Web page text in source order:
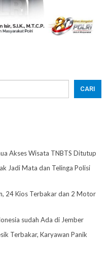
CARI
Akses Wisata TNBTS Ditutup
Jadi Mata dan Telinga Polisi
24 Kios Terbakar dan 2 Motor
sudah Ada di Jember
Terbakar, Karyawan Panik